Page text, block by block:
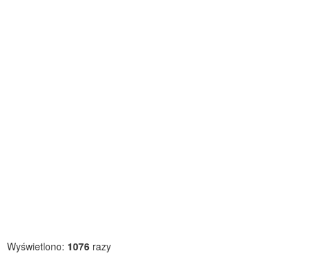
Wyświetlono: 1076 razy